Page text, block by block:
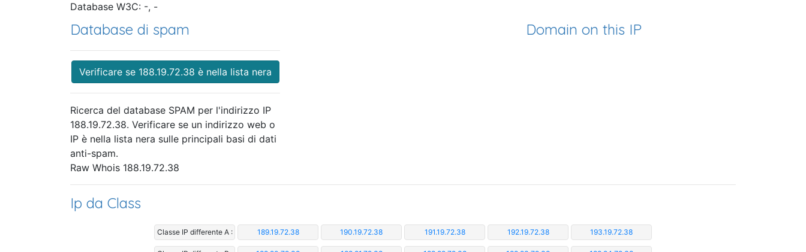
Database W3C: -, -
Database di spam
Verificare se 188.19.72.38 è nella lista nera
Ricerca del database SPAM per l'indirizzo IP
188.19.72.38. Verificare se un indirizzo web o
IP è nella lista nera sulle principali basi di dati
anti-spam.
Domain on this IP
Raw Whois 188.19.72.38
Ip da Class
Classe IP differente A : 189.19.72.38 190.19.72.38 191.19.72.38 192.19.72.38 193.19.72.38